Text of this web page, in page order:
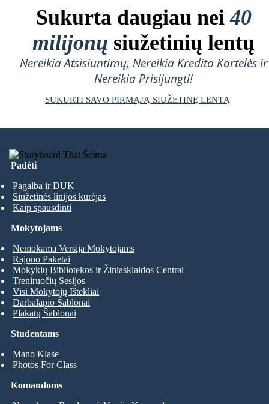
Sukurta daugiau nei40
milijonų siužetinių lentų
Nereikia Atsisiuntimų, Nereikia Kredito Kortelės ir
Nereikia Prisijungti!
SUKURTI SAVO PIRMĄJĄ SIUŽETINĘ LENTĄ
Padėti
Pagalba ir DUK
Siužetinės linijos kūrėjas
Kaip spausdinti
Studentams
Mano Klase
Photos For Class
Mokytojams
Nemokama Versija Mokytojams
Rajono Paketai
Mokyklų Bibliotekos ir Žiniasklaidos Centrai
Treniruočių Sesijos
Visi Mokytojų Ištekliai
Darbalapio Šablonai
Plakatų Šablonai
Komandoms